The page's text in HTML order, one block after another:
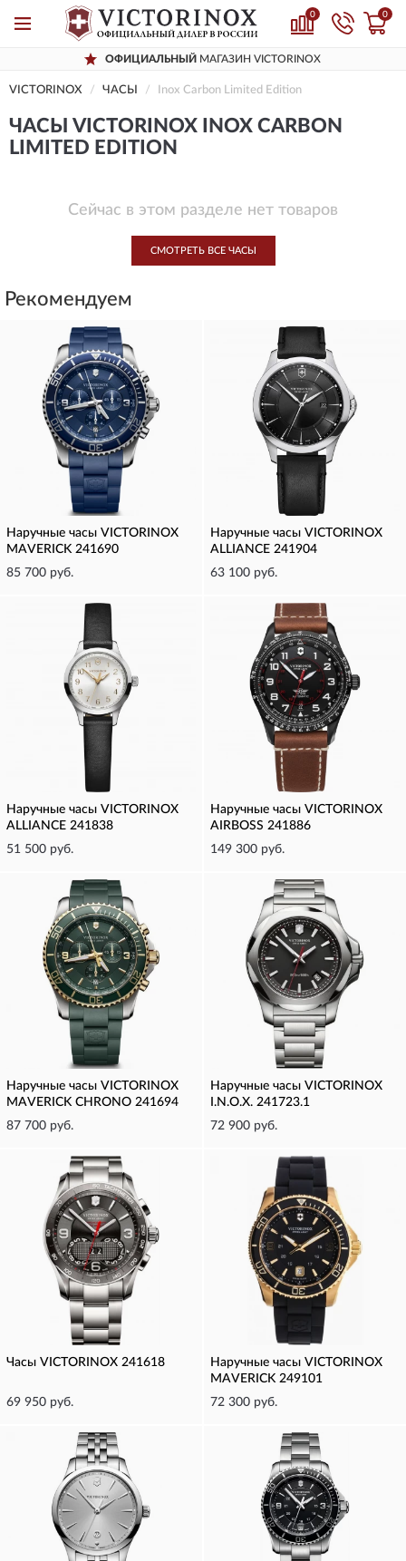
0 0
ОФИЦИАЛЬНЫЙ МАГАЗИН VICTORINOX
VICTORINOX ЧАСЫ Inox Carbon Limited Edition
ЧАСЫ VICTORINOX INOX CARBON
LIMITED EDITION
Сейчас в этом разделе нет товаров
СМОТРЕТЬ ВСЕ ЧАСЫ
Рекомендуем
Наручные часы VICTORINOX
MAVERICK 241690
85 700 руб.
Наручные часы VICTORINOX
ALLIANCE 241904
63 100 руб.
Наручные часы VICTORINOX
ALLIANCE 241838
51 500 руб.
Наручные часы VICTORINOX
AIRBOSS 241886
149 300 руб.
Наручные часы VICTORINOX
MAVERICK CHRONO 241694
87 700 руб.
Наручные часы VICTORINOX
I.N.O.X. 241723.1
72 900 руб.
Часы VICTORINOX 241618
69 950 руб.
Наручные часы VICTORINOX
MAVERICK 249101
72 300 руб.